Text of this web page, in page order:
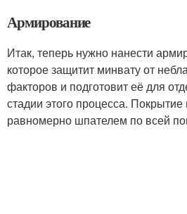
Армирование
Итак, теперь нужно нанести
которое защитит минвату от
факторов и подготовит её для
стадии этого процесса.
равномерно шпателем по всей